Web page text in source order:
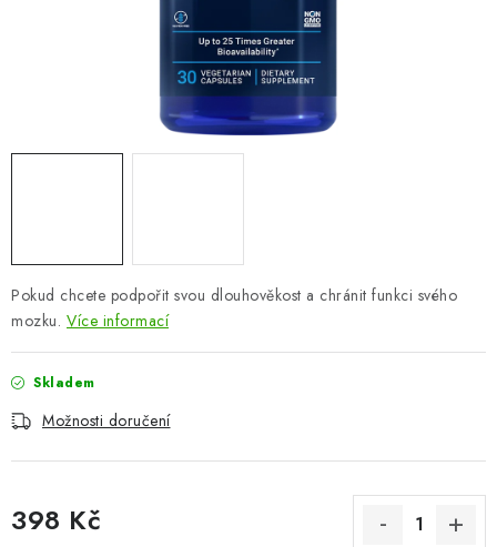
Odborný garant MUDr. Monika Klaudysová
Obchodní podmínky Kontakty
Slovník pojmů
Mapa serveru
Pokud chcete podpořit svou dlouhověkost a chránit funkci svého
mozku. Více informací
Skladem
Možnosti doručení
398 Kč